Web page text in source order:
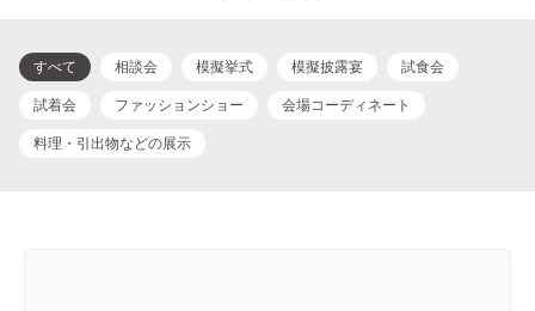
すべて 相談会 模擬挙式 模擬披露宴
試食会
試着会
ファッションショー
会場コーディネート
料理・引出物などの展示